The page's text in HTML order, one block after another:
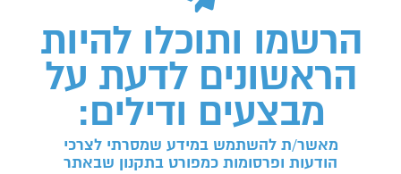
הרשמו ותוכלו להיות
הראשונים לדעת על
מבצעים ודילים:
מאשר/ת להשתמש במידע שמסרתי לצרכי
הודעות ופרסומות כמפורט בתקנון שבאתר